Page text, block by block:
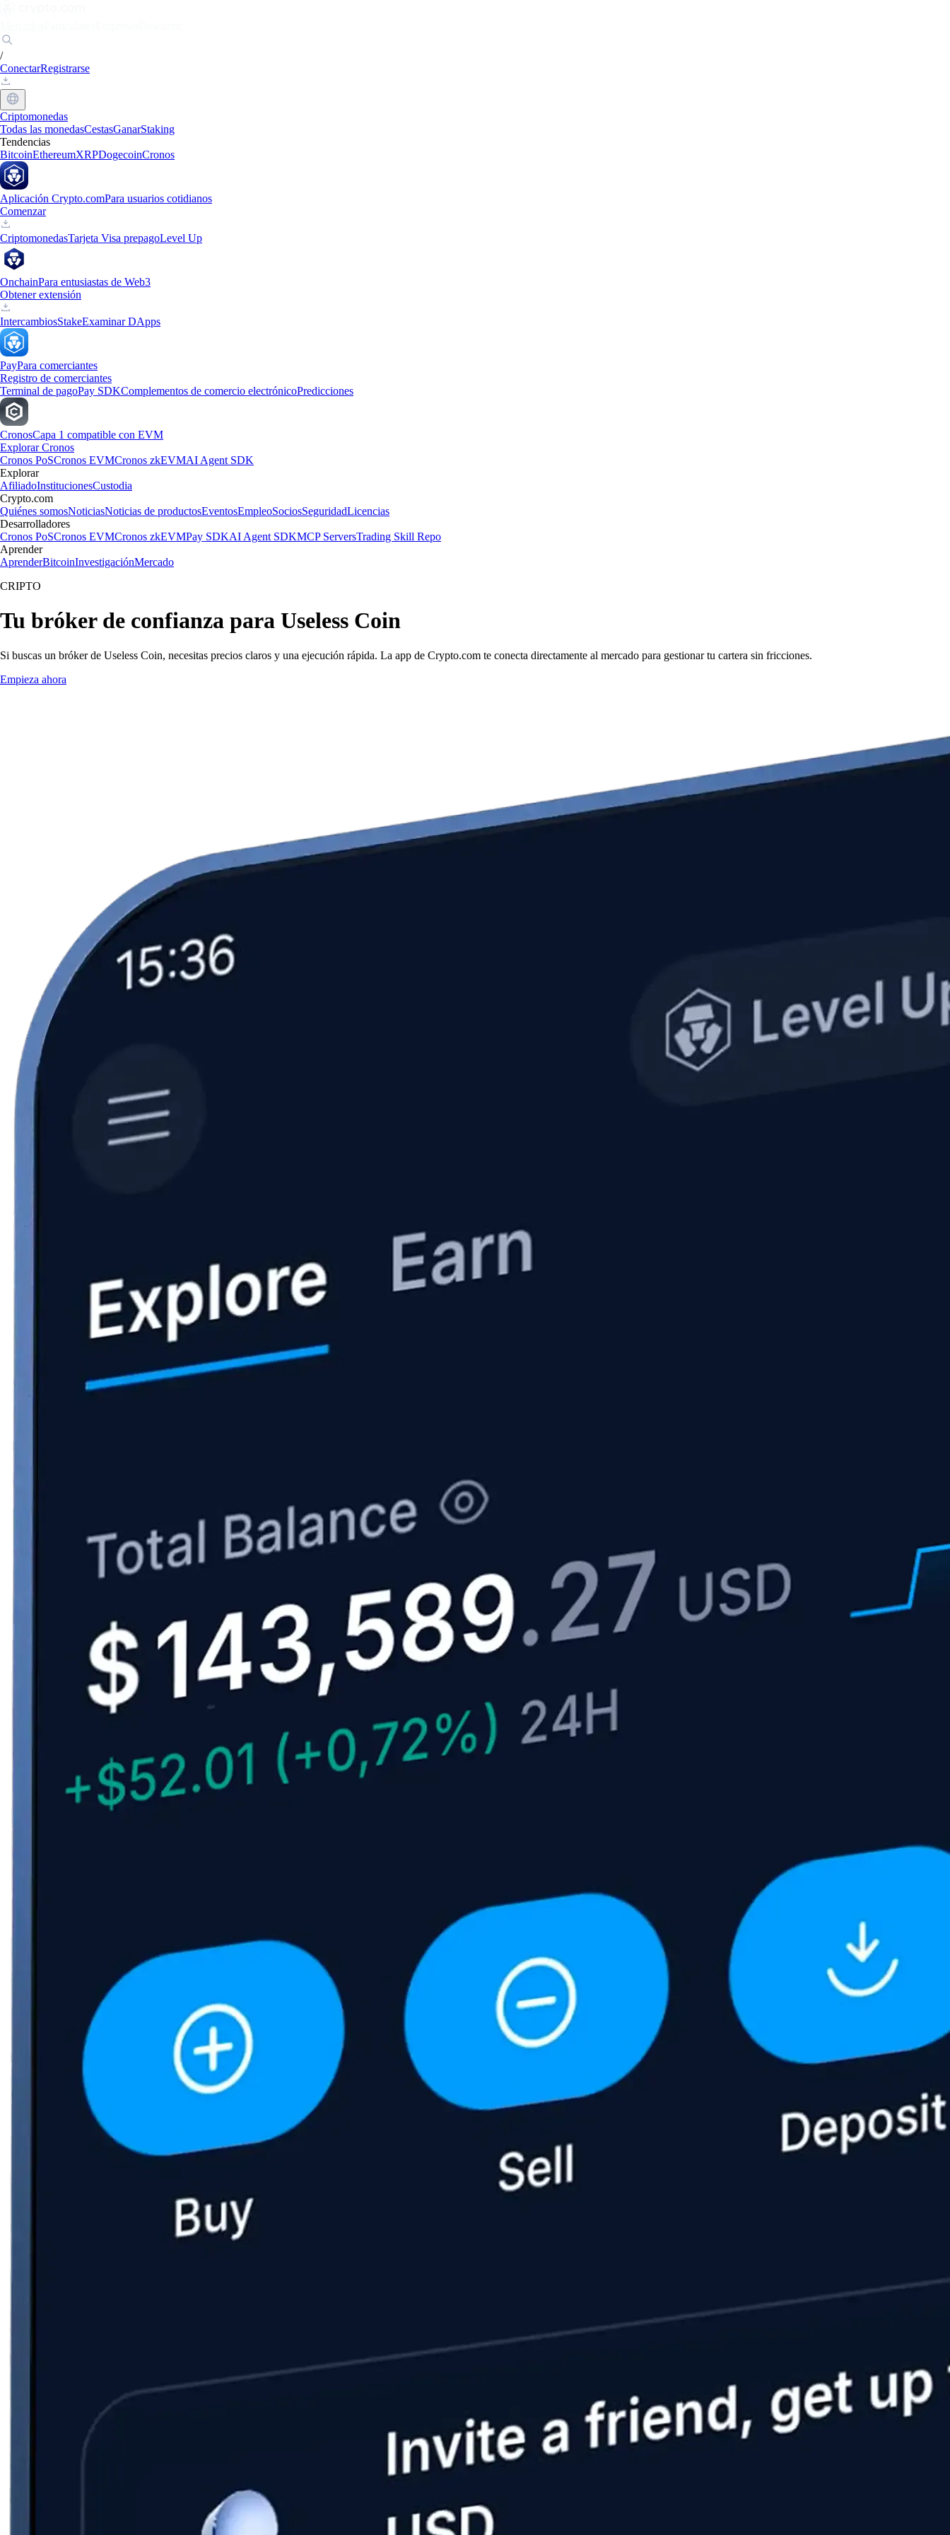
/
ConectarRegistrarse
Criptomonedas
Todas las monedasCestasGanarStaking
Tendencias
BitcoinEthereumXRPDogecoinCronos
Aplicación Crypto.comPara usuarios cotidianos
Comenzar
CriptomonedasTarjeta Visa prepagoLevel Up
OnchainPara entusiastas de Web3
Obtener extensión
IntercambiosStakeExaminar DApps
PayPara comerciantes
Registro de comerciantes
Terminal de pagoPay SDKComplementos de comercio electrónicoPredicciones
CronosCapa 1 compatible con EVM
Explorar Cronos
Cronos PoSCronos EVMCronos zkEVMAI Agent SDK
Explorar
AfiliadoInstitucionesCustodia
Crypto.com
Quiénes somosNoticiasNoticias de productosEventosEmpleoSociosSeguridadLicencias
Desarrolladores
Cronos PoSCronos EVMCronos zkEVMPay SDKAI Agent SDKMCP ServersTrading Skill Repo
Aprender
AprenderBitcoinInvestigaciónMercado
CRIPTO
Tu bróker de confianza para Useless Coin
Si buscas un bróker de Useless Coin, necesitas precios claros y una ejecución rápida. La app de Crypto.com te conecta directamente al mercado para gestionar tu cartera sin fricciones.
Empieza ahora